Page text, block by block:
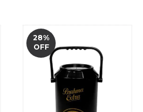
28%
OFF